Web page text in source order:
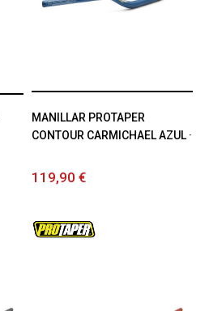
MANILLAR PROTAPER
CONTOUR CARMICHAEL AZUL ·
119,90 €